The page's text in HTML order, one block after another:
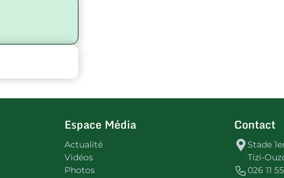
Espace Média
Actualité
Vidéos
Photos
Contact
Stade
Tizi-
026 11